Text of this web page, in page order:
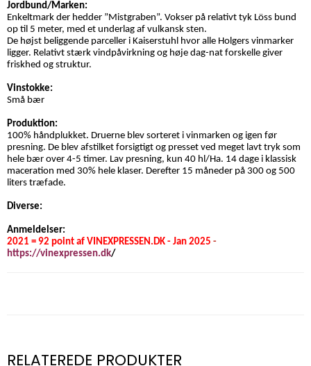
Jordbund/Marken:
Enkeltmark der hedder ”Mistgraben”. Vokser på relativt tyk Löss bund
op til 5 meter, med et underlag af vulkansk sten.
De højst beliggende parceller i Kaiserstuhl hvor alle Holgers vinmarker
ligger. Relativt stærk vindpåvirkning og høje dag-nat forskelle giver
friskhed og struktur.
Vinstokke:
Små bær
Produktion:
100% håndplukket. Druerne blev sorteret i vinmarken og igen før
presning. De blev afstilket forsigtigt og presset ved meget lavt tryk som
hele bær over 4-5 timer. Lav presning, kun 40 hl/Ha. 14 dage i klassisk
maceration med 30% hele klaser. Derefter 15 måneder på 300 og 500
liters træfade.
Diverse:
Anmeldelser:
2021 = 92 point af VINEXPRESSEN.DK - Jan 2025 -
https://vinexpressen.dk/
RELATEREDE PRODUKTER